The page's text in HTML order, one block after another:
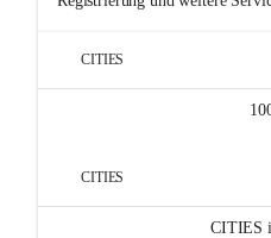
CITIES
CITIES
CITIES